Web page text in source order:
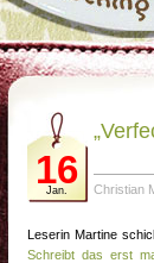
16
Jan. Christian
Leserin Martine
Schreibt das erst